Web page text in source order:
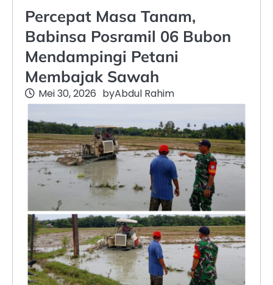
Percepat Masa Tanam,
Babinsa Posramil 06 Bubon
Mendampingi Petani
Membajak Sawah
Mei 30, 2026 byAbdul Rahim